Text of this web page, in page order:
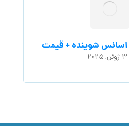
شوینده + قیمت
۳ ژوئن, ۲۰۲۵